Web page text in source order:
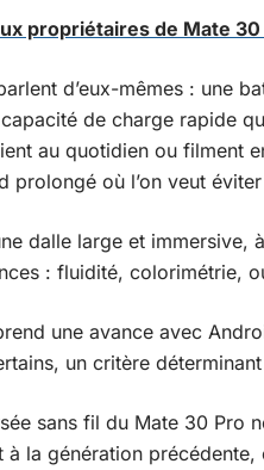
propriétaires de Mate
d’eux-mêmes : une
de charge rapide
au quotidien ou filment
prolongé où l’on veut
dalle large et immersive,
: fluidité, colorimétrie,
une avance avec
un critère déterminant
sans fil du Mate 30 Pro
la génération